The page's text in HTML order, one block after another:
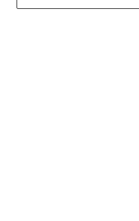
ROUGH AND